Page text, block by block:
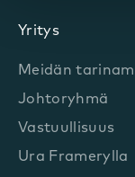
Yritys
Meidän
Johtoryhmä
Vastuullisuus
Ura Framerylla